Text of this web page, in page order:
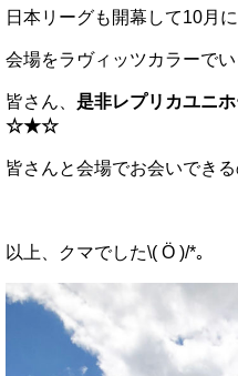
日本リーグも開幕して10月
会場をラヴィッツカラーで
皆さん、 是非レプリカユニ
☆★☆
皆さんと会場でお会いでき
以上、クマでした\( Ö )/*｡